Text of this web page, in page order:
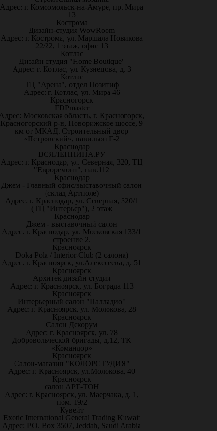
Адрес: г. Комсомольск-на-Амуре, пр. Мира
13
Кострома
Дизайн-студия WowRoom
Адрес: г. Кострома, ул. Маршала Новикова
22/22, 1 этаж, офис 13
Котлас
Дизайн студия "Home Boutique"
Адрес: г. Котлас, ул. Кузнецова, д. 3
Котлас
ТЦ "Арена", отдел Позитиф
Адрес: г. Котлас, ул. Мира 46
Красногорск
FDPmaster
Московская область, г. Красногорск,
Красногорский р-н, Новорижское шоссе, 9
км от МКАД. Строительный двор
«Петровский», павильон Г-2
Краснодар
ВСЯЛЕПНИНА.РУ
Адрес: г. Краснодар, ул. Северная, 320, ТЦ
"Евроремонт", пав.112
Краснодар
Джем - Главный офис/выставочный салон
(склад Артполе)
Адрес: г. Краснодар, ул. Северная, 320/1
(ТЦ "Интерьер"), 2 этаж
Краснодар
Джем - выставочный салон
Адрес: г. Краснодар, ул. Московская 133/1
строение 2.
Красноярск
Doka Pola / Interior-Club (2 салона)
Адрес: г. Красноярск, ул.Алекссеева, д. 51
Красноярск
Архитек дизайн студия
Адрес: г. Красноярск, ул. Бограда 113
Красноярск
Интерьерный салон "Палладио"
Адрес: г. Красноярск, ул. Молокова, 28
Красноярск
Салон Декорум
Адрес: г. Красноярск, ул. 78
Добровольческой бригады, д.12, ТК
«Командор»
Красноярск
Салон-магазин "КОЛОРСТУДИЯ"
Адрес: г. Красноярск, ул.Молокова, 40
Красноярск
салон АРТ-ТОН
Адрес: г. Красноярск, ул. Маерчака, д. 1,
пом. 19/2
Кувейт
Exotic International General Trading Kuwait
Адрес: P.O. Box 3507, Jeddah, Saudi Arabia